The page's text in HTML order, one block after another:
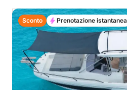
Sconto Prenotazione istantanea